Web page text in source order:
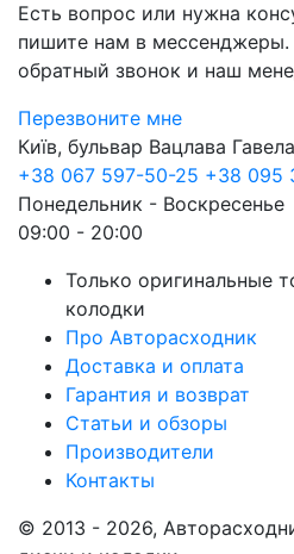
Есть вопрос или нужна
пишите нам в
обратный звонок и наш
Перезвоните мне
Київ, бульвар Вацлава
+38 067 597-50-25 +38 095
Понедельник - Воскресенье
09:00 - 20:00
Только оригинальные
колодки
Про Авторасходник
Доставка и оплата
Гарантия и возврат
Статьи и обзоры
Производители
Контакты
© 2013 - 2026,